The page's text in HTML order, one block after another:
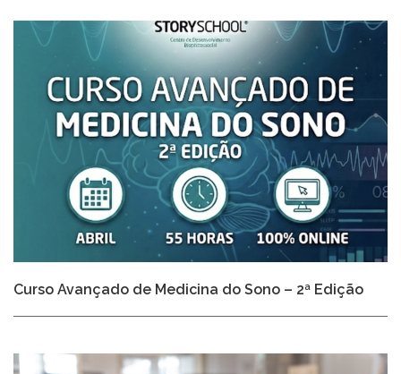
Curso Avançado de Medicina do Sono – 2ª Edição